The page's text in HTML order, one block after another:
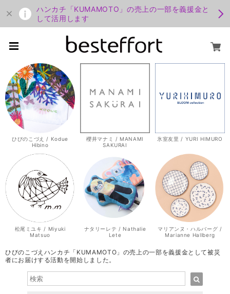
ハンカチ「KUMAMOTO」の売上の一部を義援金と
して活用します
ひびのこづえ / Kodue
Hibino
櫻井マナミ / MANAMI
SAKURAI
氷室友里 / YURI HIMURO
松尾ミユキ / Miyuki
Matsuo
ナタリーレテ / Nathalie
Lete
マリアンヌ・ハルバーグ /
Marianne Hallberg
ひびのこづえハンカチ「KUMAMOTO」の売上の一部を義援金として被災
者にお届けする活動を開始しました。